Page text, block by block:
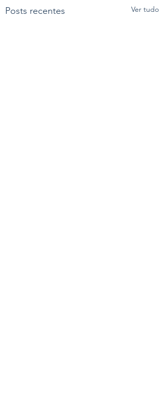
Posts recentes Ver tudo